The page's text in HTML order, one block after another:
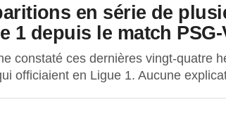
en série de
1 depuis le match
constaté ces dernières vingt-quatre
officiaient en Ligue 1. Aucune